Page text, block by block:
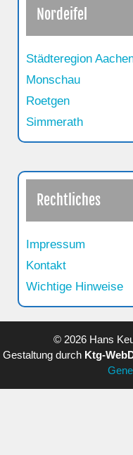
Nordeifel
Städteregion
Monschau
Roetgen
Simmerath
Rechtliches
Impressum
Kontakt
Wichtige Hinweise
© 2026 Hans
Gestaltung durch Ktg-